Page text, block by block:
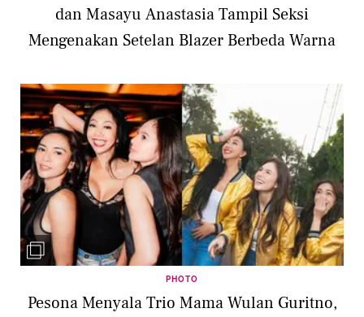
dan Masayu Anastasia Tampil Seksi
Mengenakan Setelan Blazer Berbeda Warna
PHOTO
Pesona Menyala Trio Mama Wulan Guritno,